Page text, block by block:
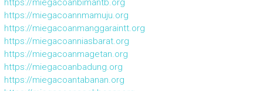
https://miegacoanbimantb.org
https://miegacoannmamuju.org
https://miegacoanmanggaraintt.org
https://miegacoanniasbarat.org
https://miegacoanmagetan.org
https://miegacoanbadung.org
https://miegacoantabanan.org